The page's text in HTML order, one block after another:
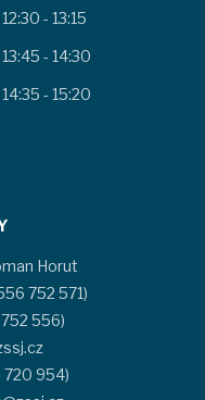
12:30 - 13:15
13:45 - 14:30
14:35 - 15:20
Horut
752 571)
556)
720 954)